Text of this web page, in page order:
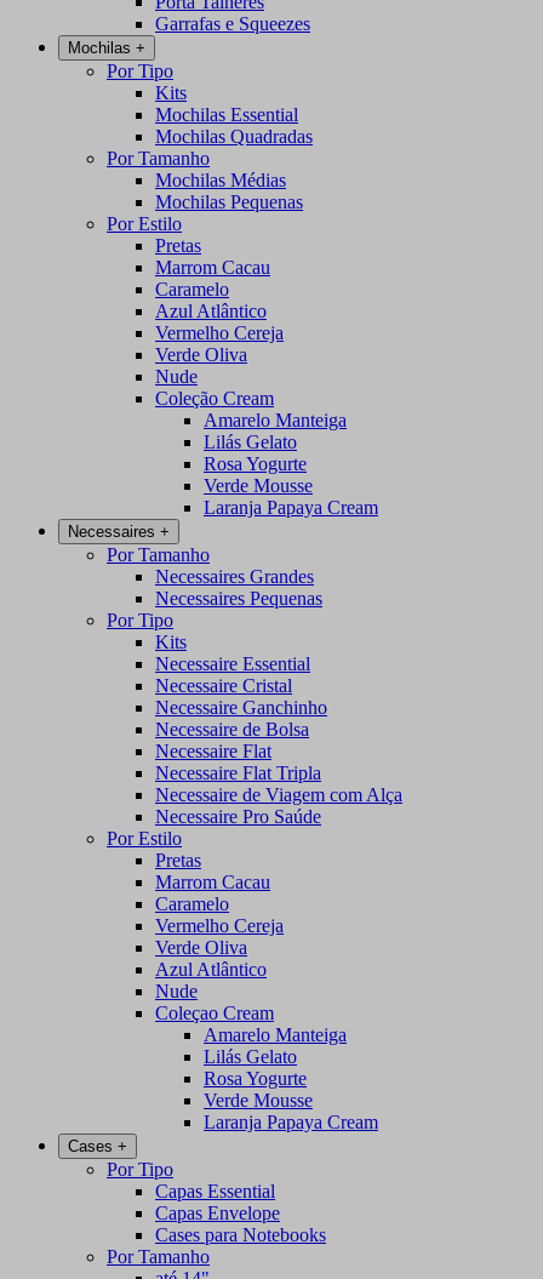
Garrafas e Squeezes
Mochilas +
Por Tipo
Kits
Mochilas Essential
Mochilas Quadradas
Por Tamanho
Mochilas Médias
Mochilas Pequenas
Por Estilo
Pretas
Marrom Cacau
Caramelo
Azul Atlântico
Vermelho Cereja
Verde Oliva
Nude
Coleção Cream
Amarelo Manteiga
Lilás Gelato
Rosa Yogurte
Verde Mousse
Laranja Papaya Cream
Necessaires +
Por Tamanho
Necessaires Grandes
Necessaires Pequenas
Por Tipo
Kits
Necessaire Essential
Necessaire Cristal
Necessaire Ganchinho
Necessaire de Bolsa
Necessaire Flat
Necessaire Flat Tripla
Necessaire de Viagem com Alça
Necessaire Pro Saúde
Por Estilo
Pretas
Marrom Cacau
Caramelo
Vermelho Cereja
Verde Oliva
Azul Atlântico
Nude
Coleçao Cream
Amarelo Manteiga
Lilás Gelato
Rosa Yogurte
Verde Mousse
Laranja Papaya Cream
Cases +
Por Tipo
Capas Essential
Capas Envelope
Cases para Notebooks
Por Tamanho